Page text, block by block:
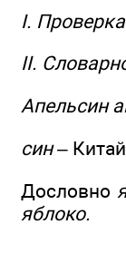
I.
II.
Апельсин
син – Китай
Дословно
яблоко.